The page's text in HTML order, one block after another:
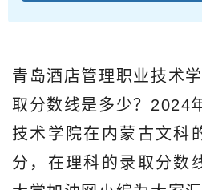
青岛酒店管理职业技术
取分数线是多少？2024
技术学院在内蒙古文科
分，在理科的录取分数